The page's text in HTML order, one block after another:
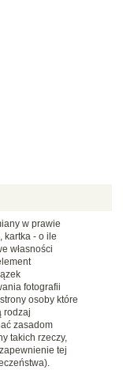
w prawie
kartka - o ile
własności
fotografii
osoby które
rodzaj
zasadom
takich rzeczy,
tej